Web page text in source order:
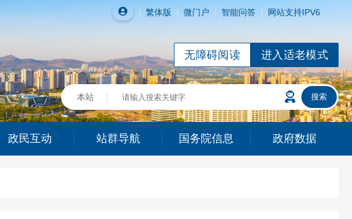
繁体版 微门户 智能问答 网站支持IPV6
进入适老模式
无障碍阅读
政民互动 站群导航 国务院信息 政府数据